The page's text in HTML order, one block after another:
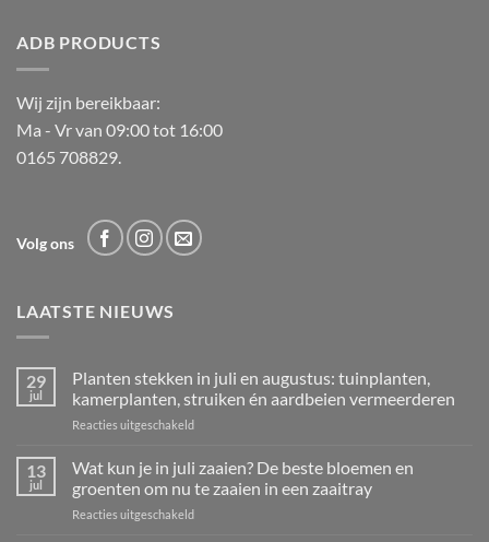
ADB PRODUCTS
Wij zijn bereikbaar:
Ma - Vr van 09:00 tot 16:00
0165 708829.
Volg ons
LAATSTE NIEUWS
29
jul
Planten stekken in juli en augustus: tuinplanten,
kamerplanten, struiken én aardbeien vermeerderen
Reacties uitgeschakeldvoor
stekken
juli
en
13
jul
Wat kun je in juli zaaien? De beste bloemen en
groenten om nu te zaaien in een zaaitray
Reacties uitgeschakeldvoor